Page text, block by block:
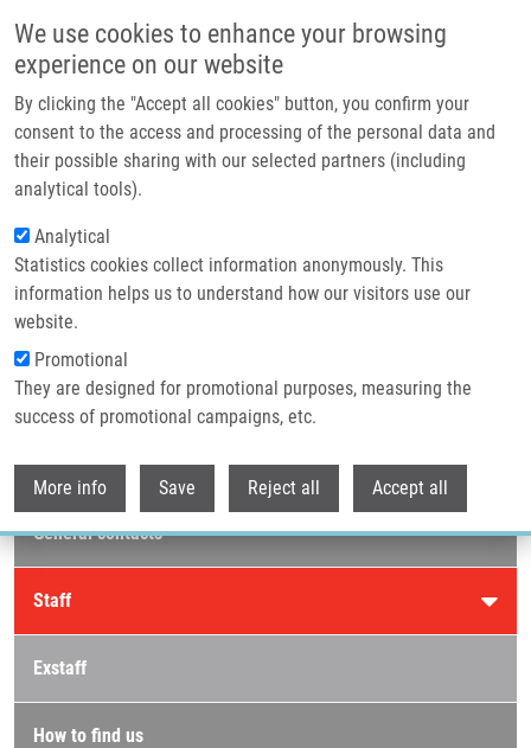
We use cookies to enhance your browsing
experience on our website
By clicking the "Accept all cookies" button, you confirm your
consent to the access and processing of the personal data and
their possible sharing with our selected partners (including
analytical tools).
Analytical
Statistics cookies collect information anonymously. This
information helps us to understand how our visitors use our
website.
Promotional
They are designed for promotional purposes, measuring the
success of promotional campaigns, etc.
More info Save Reject all Accept all
Header image
Drobečková navigace
Domů Staff
Staff
Contacts menu
General contacts
Staff
Exstaff
How to find us